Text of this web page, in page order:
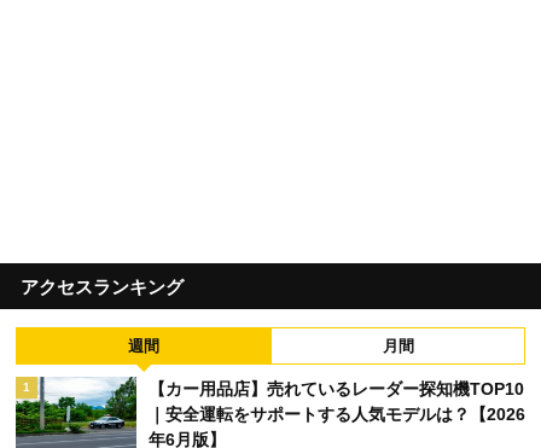
アクセスランキング
週間 月間
1
【カー用品店】売れているレーダー探知機TOP10
｜安全運転をサポートする人気モデルは？【2026
年6月版】